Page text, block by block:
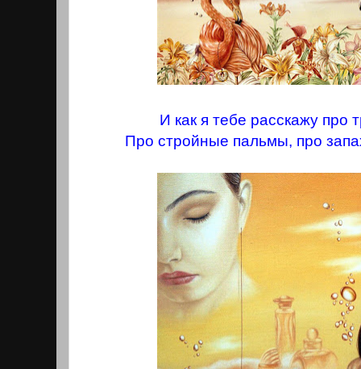
И как я тебе расскажу про
Про стройные пальмы, про